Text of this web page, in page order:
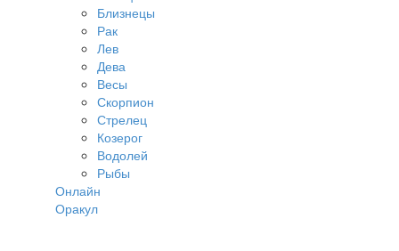
Близнецы
Рак
Лев
Дева
Весы
Скорпион
Стрелец
Козерог
Водолей
Рыбы
Онлайн
Оракул